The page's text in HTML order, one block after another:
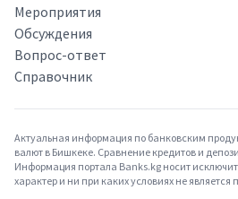
Мероприятия
Обсуждения
Вопрос-ответ
Справочник
Актуальная информация по банковским
валют в Бишкеке. Сравнение кредитов и
Информация портала Banks.kg носит
характер и ни при каких условиях не является